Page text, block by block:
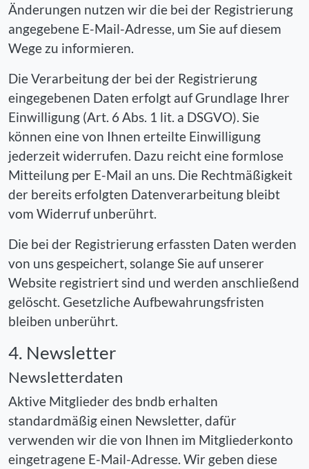
Änderungen nutzen wir die bei der Registrierung
angegebene E-Mail-Adresse, um Sie auf diesem
Wege zu informieren.
Die Verarbeitung der bei der Registrierung
eingegebenen Daten erfolgt auf Grundlage Ihrer
Einwilligung (Art. 6 Abs. 1 lit. a DSGVO). Sie
können eine von Ihnen erteilte Einwilligung
jederzeit widerrufen. Dazu reicht eine formlose
Mitteilung per E-Mail an uns. Die Rechtmäßigkeit
der bereits erfolgten Datenverarbeitung bleibt
vom Widerruf unberührt.
Die bei der Registrierung erfassten Daten werden
von uns gespeichert, solange Sie auf unserer
Website registriert sind und werden anschließend
gelöscht. Gesetzliche Aufbewahrungsfristen
bleiben unberührt.
4. Newsletter
Newsletterdaten
Aktive Mitglieder des bndb erhalten
standardmäßig einen Newsletter, dafür
verwenden wir die von Ihnen im Mitgliederkonto
eingetragene E-Mail-Adresse. Wir geben diese